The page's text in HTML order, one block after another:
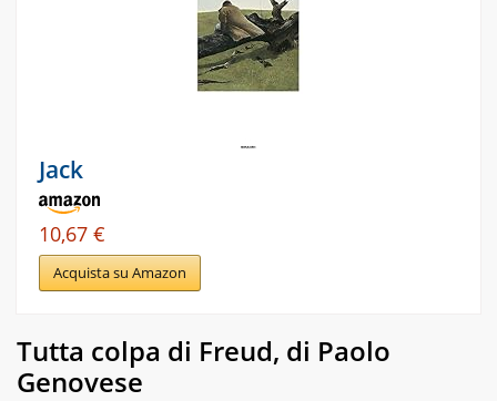
Jack
10,67 €
Acquista su Amazon
Tutta colpa di Freud, di Paolo
Genovese